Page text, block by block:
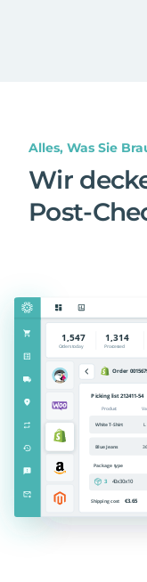
Alles, Was Sie
Wir
Post-